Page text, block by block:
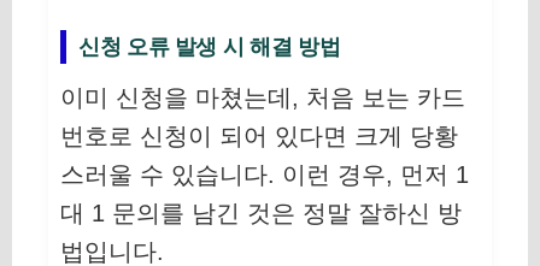
신청 오류 발생 시 해결 방법
이미 신청을 마쳤는데, 처음 보는 카드
번호로 신청이 되어 있다면 크게 당황
스러울 수 있습니다. 이런 경우, 먼저 1
대 1 문의를 남긴 것은 정말 잘하신 방
법입니다.